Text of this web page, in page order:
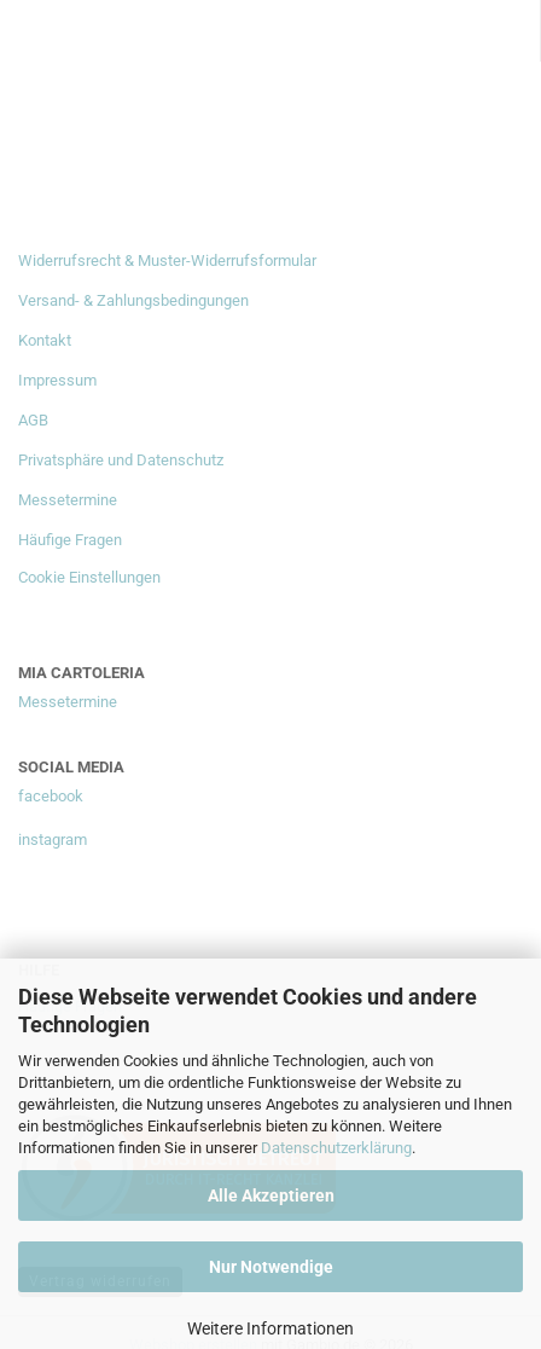
Diese Webseite verwendet Cookies und andere
Technologien
Wir verwenden Cookies und ähnliche Technologien, auch von
Drittanbietern, um die ordentliche Funktionsweise der Website zu
gewährleisten, die Nutzung unseres Angebotes zu analysieren und Ihnen
ein bestmögliches Einkaufserlebnis bieten zu können. Weitere
Informationen finden Sie in unserer Datenschutzerklärung.
Alle Akzeptieren
Nur Notwendige
Weitere Informationen
Widerrufsrecht & Muster-Widerrufsformular
Versand- & Zahlungsbedingungen
Kontakt
Impressum
AGB
Privatsphäre und Datenschutz
Messetermine
Häufige Fragen
Cookie Einstellungen
MIA CARTOLERIA
Messetermine
SOCIAL MEDIA
facebook
instagram
Häufige Fragen